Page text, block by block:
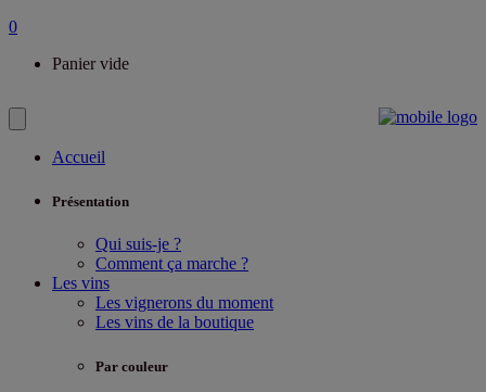
0
Panier vide
Accueil
Présentation
Qui suis-je ?
Comment ça marche ?
Les vins
Les vignerons du moment
Les vins de la boutique
Par couleur